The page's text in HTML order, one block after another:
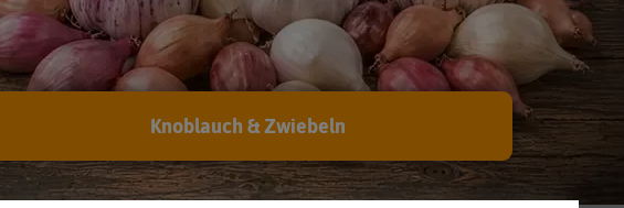
Preis Farbe
in Pflanzenetiketten
-50%
Knoblauch & Zwiebeln